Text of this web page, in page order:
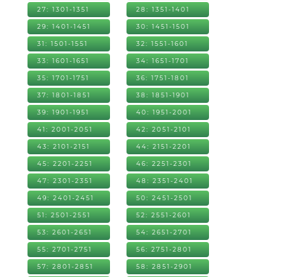
27: 1301-1351 28: 1351-1401
29: 1401-1451 30: 1451-1501
31: 1501-1551 32: 1551-1601
33: 1601-1651 34: 1651-1701
35: 1701-1751 36: 1751-1801
37: 1801-1851 38: 1851-1901
39: 1901-1951 40: 1951-2001
41: 2001-2051 42: 2051-2101
43: 2101-2151 44: 2151-2201
45: 2201-2251 46: 2251-2301
47: 2301-2351 48: 2351-2401
49: 2401-2451 50: 2451-2501
51: 2501-2551 52: 2551-2601
53: 2601-2651 54: 2651-2701
55: 2701-2751 56: 2751-2801
57: 2801-2851 58: 2851-2901